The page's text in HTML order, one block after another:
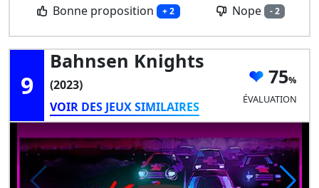
Bonne proposition + 2 Nope - 2
9
Bahnsen Knights
(2023)
VOIR DES JEUX SIMILAIRES
75
ÉVALUATION